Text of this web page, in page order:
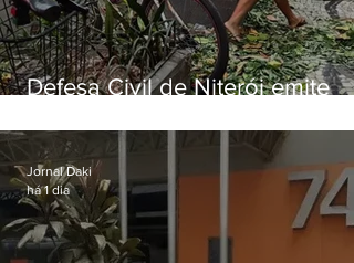
Defesa Civil de Niterói emite
sexta-feira (07)
Jornal Daki
há 1 dia